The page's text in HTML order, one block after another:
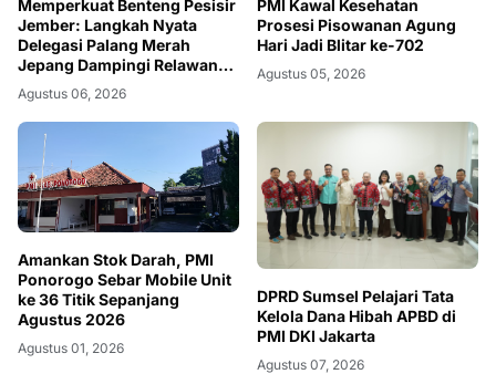
Memperkuat Benteng Pesisir
Jember: Langkah Nyata
Delegasi Palang Merah
Jepang Dampingi Relawan
dan Sekolah Tangguh
Bencana
Agustus 06, 2026
PMI Kawal Kesehatan
Prosesi Pisowanan Agung
Hari Jadi Blitar ke-702
Agustus 05, 2026
Amankan Stok Darah, PMI
Ponorogo Sebar Mobile Unit
ke 36 Titik Sepanjang
Agustus 2026
Agustus 01, 2026
DPRD Sumsel Pelajari Tata
Kelola Dana Hibah APBD di
PMI DKI Jakarta
Agustus 07, 2026